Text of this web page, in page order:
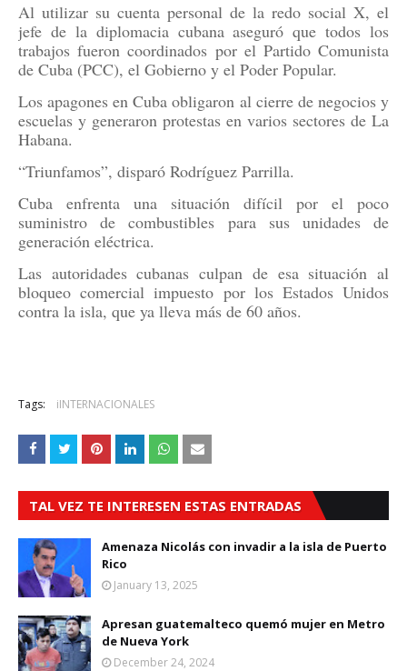
Al utilizar su cuenta personal de la redo social X, el
jefe de la diplomacia cubana aseguró que todos los
trabajos fueron coordinados por el Partido Comunista
de Cuba (PCC), el Gobierno y el Poder Popular.
Los apagones en Cuba obligaron al cierre de negocios y
escuelas y generaron protestas en varios sectores de La
Habana.
“Triunfamos”, disparó Rodríguez Parrilla.
Cuba enfrenta una situación difícil por el poco
suministro de combustibles para sus unidades de
generación eléctrica.
Las autoridades cubanas culpan de esa situación al
bloqueo comercial impuesto por los Estados Unidos
contra la isla, que ya lleva más de 60 años.
Tags: iINTERNACIONALES
TAL VEZ TE INTERESEN ESTAS ENTRADAS
Amenaza Nicolás con invadir a la isla de Puerto
Rico
January 13, 2025
Apresan guatemalteco quemó mujer en Metro
de Nueva York
December 24, 2024